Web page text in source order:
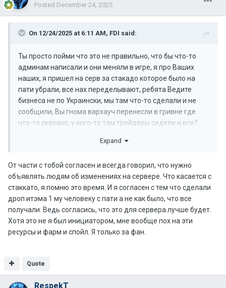
Posted December 24, 2025
On 12/24/2025 at 6:11 AM, FDI said:
Ты просто пойми что это не правильно, что бы что-то
админам написали и они меняли в игре, я про Ваших
наших, я пришел на серв за стакадо которое было на
пати убрали, все нах переделывают, ребята Ведите
бизнеса не по Украински, мы там что-то сделали и не
сообщили, Вы гнома вархауч перенесли в гривне где
что-то сказано, у кого-то там трейдеры сидели и все?
выкатить основу в ТГ и ДС и скажите мол будет то то, а
Киевводоконала у тебя нет воды но хз чего надо
звонить и выяснять. Нормальные компании
предупреждают делают. Вы Игроков Уважаете? Так да
делайте везде ПВП зону почему нет? Я хочу в пагане и на
Дино бегать убивать почему не?
Expand
От части с тобой согласен и всегда говорил, что нужно
объявлять людям об изменениях на сервере. Что касается с
стаккато, я помню это время. И я согласен с тем что сделали
дроп итэма 1 му человеку с пати а не как было, что все
получали. Ведь согласись, что это для сервера лучше будет.
Хотя это не я был инициатором, мне вообще пох на эти
ресурсы и фарм и спойл. Я только за фан.
Quote
RespekT